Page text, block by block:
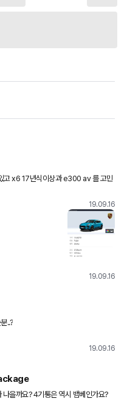
고 x6 17년식이상과 e300 av 를 고민
19.09.16
19.09.16
..?
19.09.16
을까요? 4기통은 역시 뱀베인가요?